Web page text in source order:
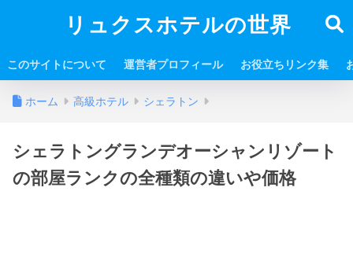
リュクスホテルの世界
このサイトについて 運営者プロフィール お役立ちリンク集
ホーム 高級ホテル シェラトン
シェラトングランデオーシャンリゾート
の部屋ランクの全種類の違いや価格